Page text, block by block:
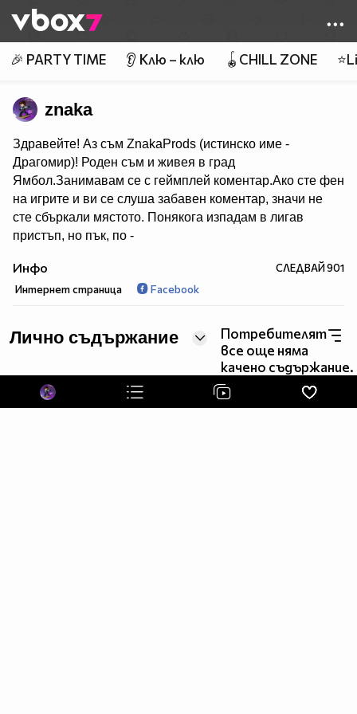
👾
🎉 PARTY TIME 👂 Клю – клю 🪀CHILL ZONE
znaka
Здравейте! Аз съм ZnakaProds (истинско име -
Драгомир)! Роден съм и живея в град
Ямбол.Занимавам се с геймплей коментар.Ако сте фен
на игрите и ви се слуша забавен коментар, значи не
сте сбъркали мястото. Понякога изпадам в лигав
пристъп, но пък, по -
:) Ако това, което правя ви харесва, може да се
абонирате! ^^
да играя, и да ви добавям където и да било!
*За продуктово позициониране - имейлът за бизнес
For inquiries see the email below.
Инфо СЛЕДВАЙ901
Интернет страница Facebook
Лично съдържание
Потребителят
все още няма
качено съдържание.